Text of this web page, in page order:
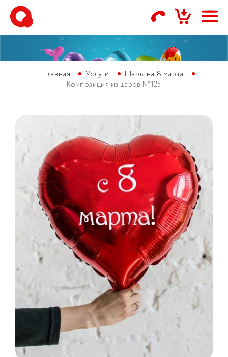
Главная Услуги
Шары на 8 марта
Композиция из шаров №125